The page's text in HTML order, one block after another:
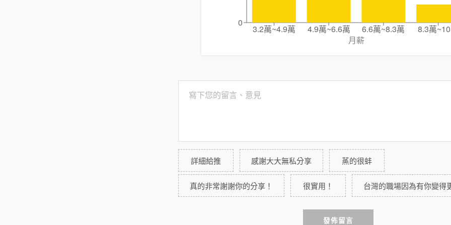
3.2萬~4.9萬 4.9萬~6.6萬 6.6萬~8.3萬
8.3萬
月薪
0
詳細給推 感謝大大無私分享 蒸的很蚌
真的非常謝謝你的分享！ 很實用！ 台灣的職場因為有你變得
發佈留言